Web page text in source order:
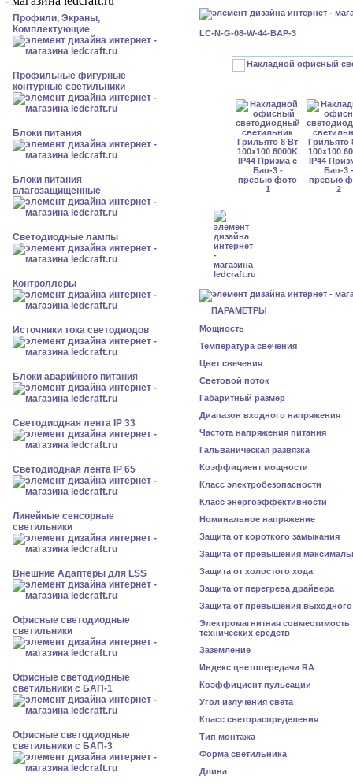
Профили, Экраны,
Комплектующие
Профильные фигурные
контурные светильники
Блоки питания
Блоки питания
влагозащищенные
Светодиодные лампы
Контроллеры
Источники тока светодиодов
Блоки аварийного питания
Светодиодная лента IP 33
Светодиодная лента IP 65
Линейные сенсорные
светильники
Внешние Адаптеры для LSS
Офисные светодиодные
светильники
Офисные светодиодные
светильники с БАП-1
Офисные светодиодные
светильники с БАП-3
LC-N-G-08-W-44-BAP-3
ПАРАМЕТРЫ
Мощность
Температура свечения
Цвет свечения
Световой поток
Габаритный размер
Диапазон входного напряжения
Частота напряжения питания
Гальваническая развязка
Коэффициент мощности
Класс электробезопасности
Класс энергоэффективности
Номинальное напряжение
Защита от короткого замыкания
Защита от превышения
Защита от холостого хода
Защита от перегрева драйвера
Защита от превышения
Электромагнитная совместимость
технических средств
Заземление
Индекс цветопередачи RA
Коэффициент пульсации
Угол излучения света
Класс светораспределения
Тип монтажа
Форма светильника
Длина